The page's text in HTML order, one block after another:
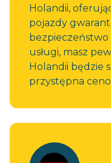
Holandii,
pojazdy
bezpieczeństwo
usługi, masz
Holandii będzie
przystępna